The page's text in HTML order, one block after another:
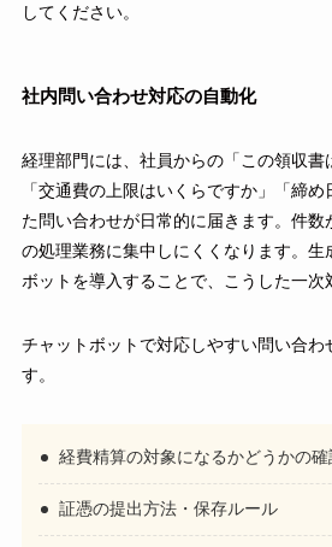
してください。
社内問い合わせ対応の自動化
経理部門には、社員からの「この領収書
「交通費の上限はいくらですか」「締
た問い合わせが日常的に届きます。件
の処理業務に集中しにくくなります。生
ボットを導入することで、こうした一次
チャットボットで対応しやすい問い合わ
す。
経費精算の対象になるかどうかの確
証憑の提出方法・保存ルール